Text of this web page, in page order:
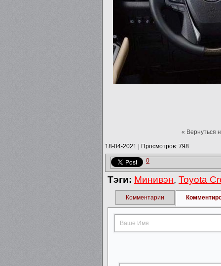
« Вернуться
18-04-2021 Просмотров: 798
0
Тэги: Минивэн, Toyota
Комментарии